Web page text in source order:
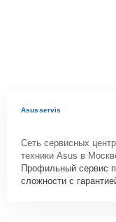
Asusservis
Сеть сервисных
техники Asus в
Профильный сервис
сложности с